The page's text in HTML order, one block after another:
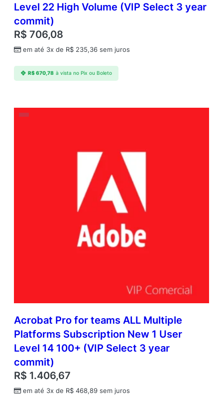
Level 22 High Volume (VIP Select 3 year
commit)
R$ 706,08
em até 3x de R$ 235,36 sem juros
R$670,78 à vista no Pix ou Boleto
Acrobat Pro for teams ALL Multiple
Platforms Subscription New 1 User
Level 14 100+ (VIP Select 3 year
commit)
R$ 1.406,67
em até 3x de R$ 468,89 sem juros